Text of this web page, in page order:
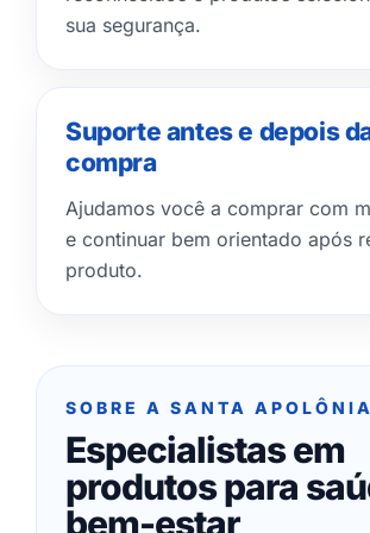
sua segurança.
Suporte antes e depois
compra
Ajudamos você a comprar com
e continuar bem orientado após
produto.
SOBRE A SANTA APOLÔNIA
Especialistas em
produtos para
bem-estar